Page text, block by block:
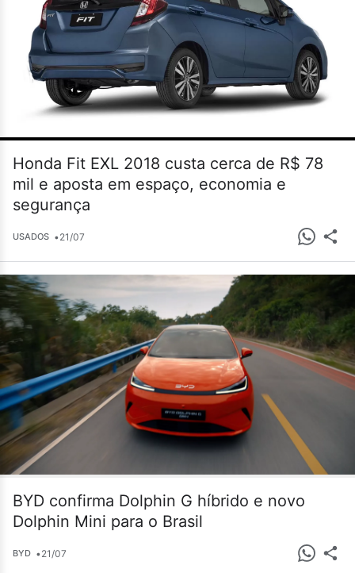
Honda Fit EXL 2018 custa cerca de R$ 78
mil e aposta em espaço, economia e
segurança
USADOS •21/07
BYD confirma Dolphin G híbrido e novo
Dolphin Mini para o Brasil
BYD •21/07